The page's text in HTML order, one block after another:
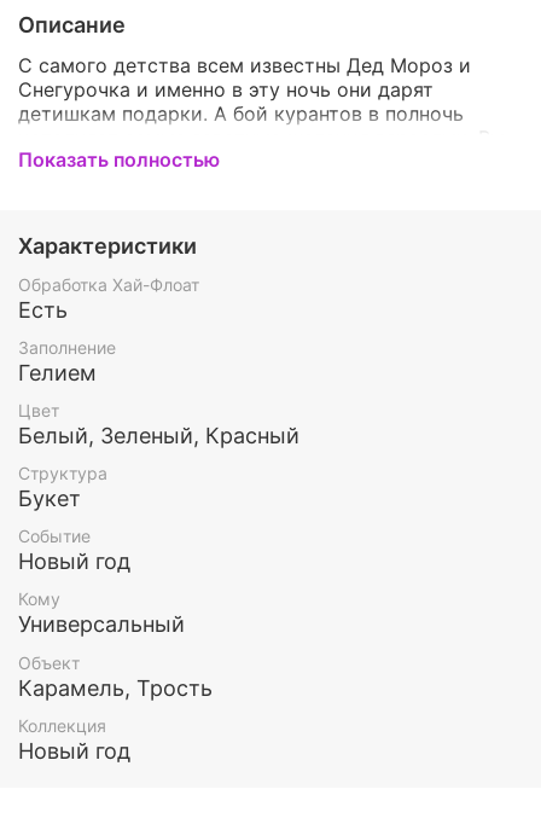
Описание
С самого детства всем известны Дед Мороз и
Снегурочка и именно в эту ночь они дарят
детишкам подарки. А бой курантов в полночь
хотите сделать этот праздник незабываемым для
набор станет самым ярким и красивым
украшением вечера. Воздушные шары - это яркое и
оригинальное дополнение к волшебному дню,
благодаря этому набору - новогодний праздник
По Вашему желанию мы можем изменить цвет и/
или количество шариков в наборе, чтобы он
понравился именно Вам
Все шары обработаны составом Хай флоат (для
увеличения длительности полета) и наполнены
гелием.
Этот и любой другой набор воздушных шаров Вы
можете заказать у нас. Так же у нас есть доставка
по Москве и МО
Показать полностью
Характеристики
Обработка Хай-Флоат
Есть
Заполнение
Гелием
Цвет
Белый, Зеленый, Красный
Структура
Букет
Событие
Новый год
Кому
Универсальный
Объект
Карамель, Трость
Коллекция
Новый год